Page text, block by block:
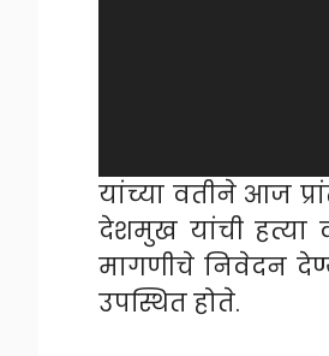
यांच्या वतीने आज
देशमुख यांची हत्या
मागणीचे निवेदन
उपस्थित होते.